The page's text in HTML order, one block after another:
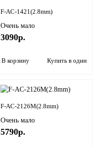
F-AC-1421(2.8mm)
Очень мало
3090р.
В корзину Купить в один клик
F-AC-2126M(2.8mm)
Очень мало
5790р.